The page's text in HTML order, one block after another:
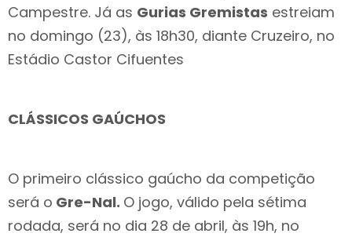
Campestre. Já as Gurias Gremistas estreiam
no domingo (23), às 18h30, diante Cruzeiro, no
Estádio Castor Cifuentes
CLÁSSICOS GAÚCHOS
O primeiro clássico gaúcho da competição
será o Gre-Nal. O jogo, válido pela sétima
rodada, será no dia 28 de abril, às 19h, no